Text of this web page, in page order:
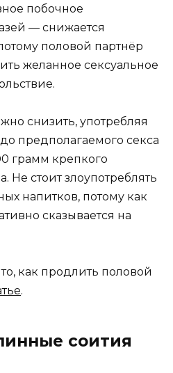
побочное
— снижается
половой партнёр
желанное сексуальное
снизить, употребляя
предполагаемого секса
грамм крепкого
Не стоит злоупотреблять
напитков, потому как
сказывается на
как продлить половой
.
соития